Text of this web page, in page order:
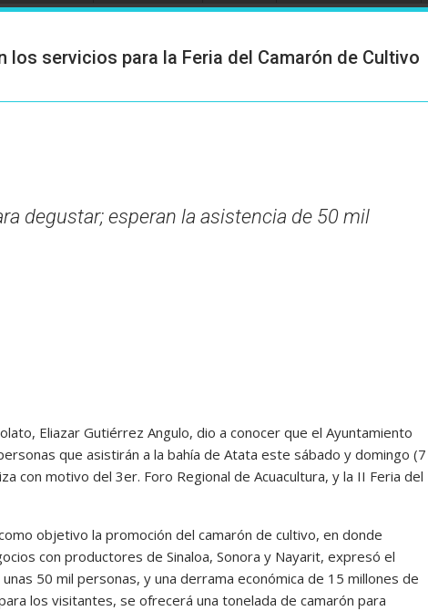
servicios para la Feria del Camarón de Cultivo
degustar; esperan la asistencia de 50 mil
Eliazar Gutiérrez Angulo, dio a conocer que el Ayuntamiento
que asistirán a la bahía de Atata este sábado y domingo (7
con motivo del 3er. Foro Regional de Acuacultura, y la II Feria del
objetivo la promoción del camarón de cultivo, en donde
con productores de Sinaloa, Sonora y Nayarit, expresó el
50 mil personas, y una derrama económica de 15 millones de
los visitantes, se ofrecerá una tonelada de camarón para